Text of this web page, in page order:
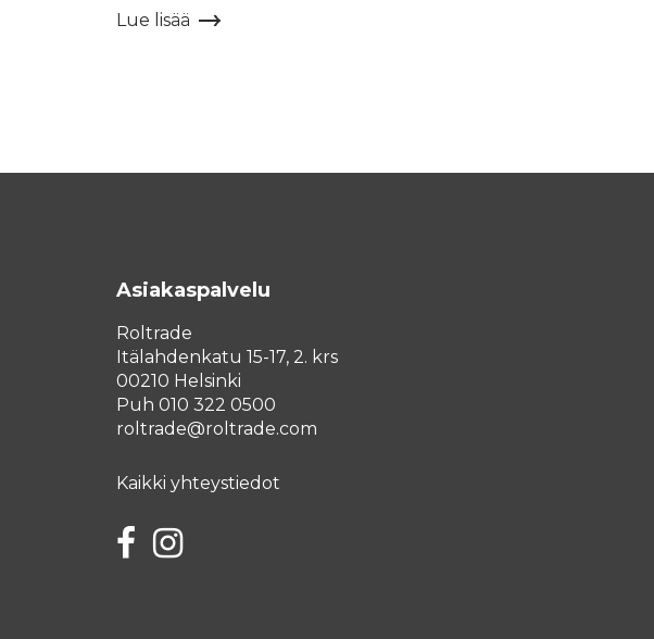
Lue lisää
Asiakaspalvelu
Roltrade
Itälahdenkatu 15-17, 2. krs
00210 Helsinki
Puh 010 322 0500
roltrade@roltrade.com
Kaikki yhteystiedot
FacebookInstagram